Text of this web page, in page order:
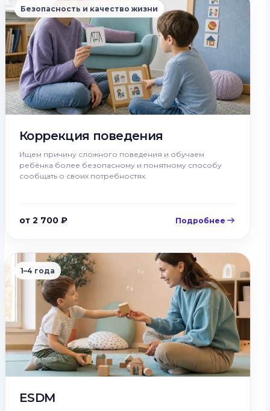
Безопасность и качество жизни
Коррекция поведения
Ищем причину сложного поведения и обучаем
ребёнка более безопасному и понятному способу
сообщать о своих потребностях.
от 2 700 ₽ Подробнее
1–4 года
ESDM